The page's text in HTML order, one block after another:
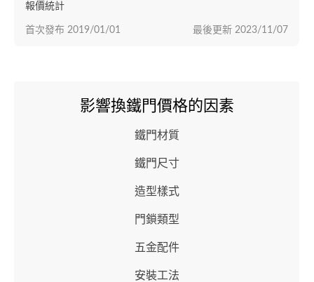
報價統計
最後更新 2023/11/07
首次發布 2019/01/01
影響換鐵門價格的因素
鐵門材質
鐵門尺寸
造型樣式
門鎖類型
五金配件
安裝工法